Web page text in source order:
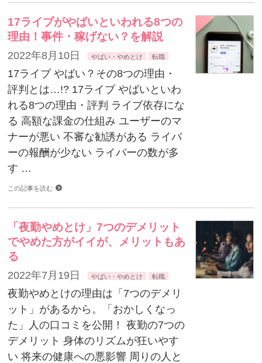
17ライブがやばいといわれる8つの
理由！事件・稼げない？を解説
2022年8月10日 やばい・やめとけ 転職
17ライブ やばい？その8つの理由・
評判とは…!? 17ライブ やばいといわ
れる8つの理由・評判 ライブ依存にな
る 高額な課金の仕組み ユーザーのマ
ナーが悪い 不審な勧誘がある ライバ
ーの報酬が少ない ライバーの数が多
す …
この記事を読む
「夜勤やめとけ」7つのデメリット
でやめた方がイイが、メリットもあ
る
2022年7月19日 やばい・やめとけ 転職
夜勤やめとけの理由は「7つのデメリ
ット」があるから。「おかしくなっ
た」人の口コミを公開！ 夜勤の7つの
デメリット 身体のリズムが狂いやす
い 将来の健康への悪影響 周りの人と